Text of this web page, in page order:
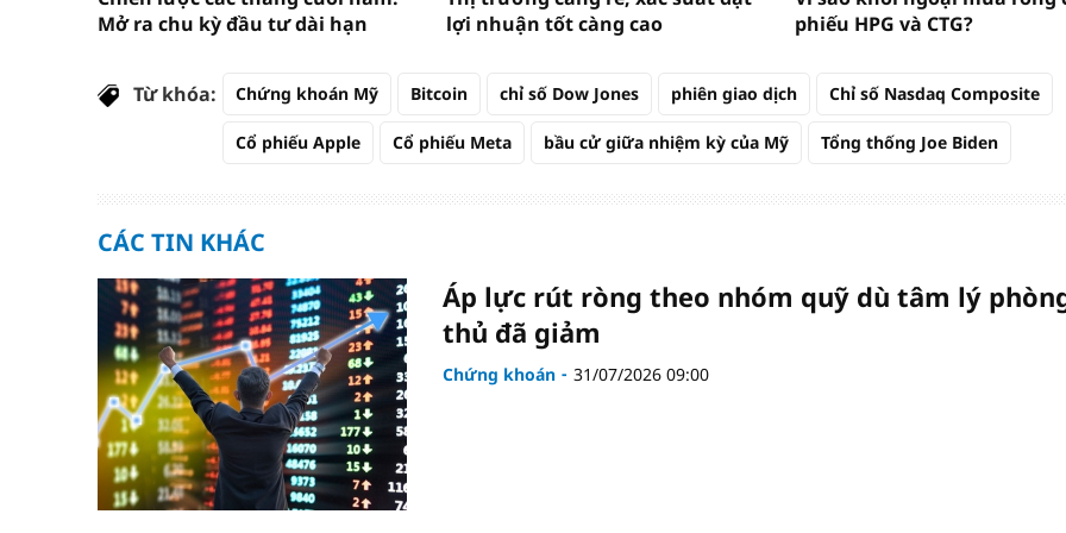
Mở ra chu kỳ đầu tư dài hạn
lợi nhuận tốt càng cao
phiếu HPG và CTG?
Từ khóa: Chứng khoán Mỹ Bitcoin chỉ số Dow Jones phiên giao dịch Chỉ số Nasdaq Composite
Cổ phiếu Apple Cổ phiếu Meta bầu cử giữa nhiệm kỳ của Mỹ Tổng thống Joe Biden
CÁC TIN KHÁC
Áp lực rút ròng theo nhóm quỹ dù tâm lý
thủ đã giảm
Chứng khoán 31/07/2026 09:00